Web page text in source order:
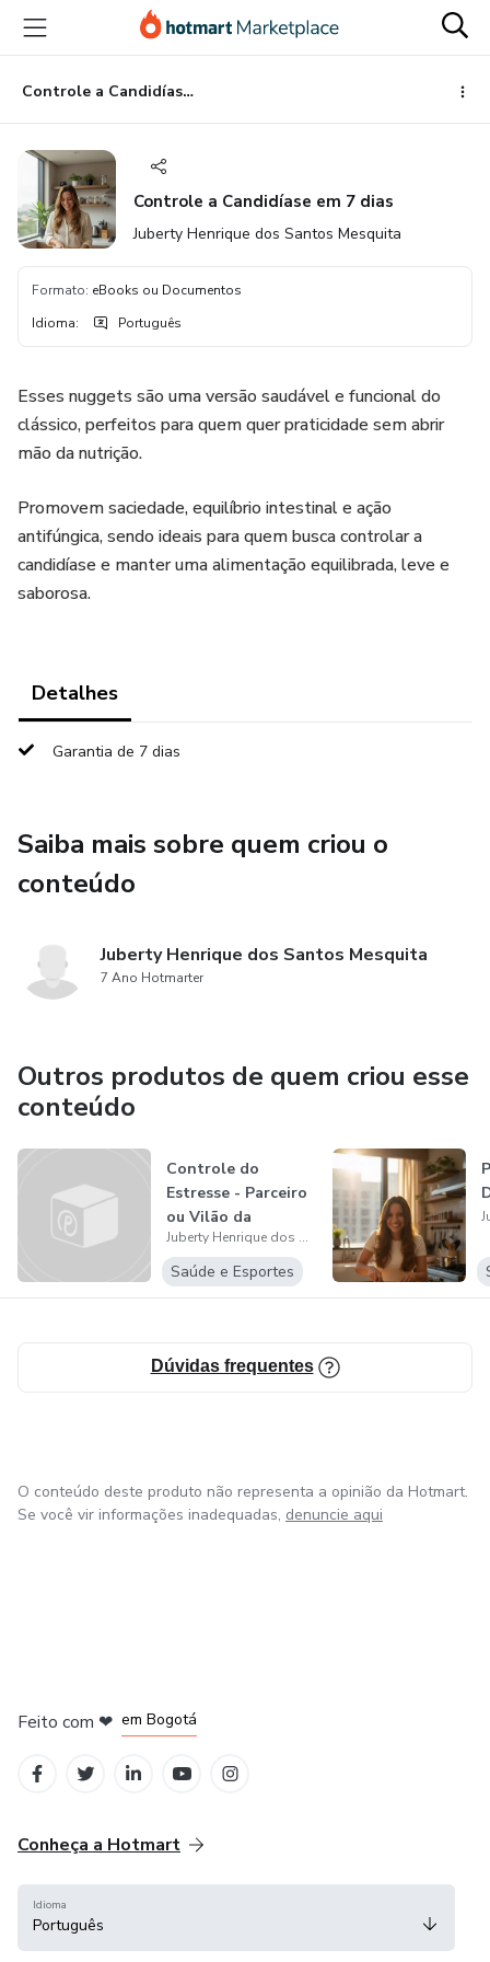
para
conteúdo
principal
para
pagamento
para
rodapé
Controle a Candidíase em 7 dias
Controle a Candidíase em 7 dias
Juberty Henrique dos Santos Mesquita
Formato: eBooks ou Documentos
Idioma: Português
Esses nuggets são uma versão saudável e funcional do
clássico, perfeitos para quem quer praticidade sem abrir
mão da nutrição.
Promovem saciedade, equilíbrio intestinal e ação
antifúngica, sendo ideais para quem busca controlar a
candidíase e manter uma alimentação equilibrada, leve e
saborosa.
Detalhes
Garantia de 7 dias
Saiba mais sobre quem criou o
conteúdo
Juberty Henrique dos Santos Mesquita
7 Ano Hotmarter
Outros produtos de quem criou esse
conteúdo
Controle do
Estresse - Parceiro
ou Vilão da
Candidíase?
Juberty Henrique dos Santos Mesquita
Saúde e Esportes
Dúvidas frequentes
O conteúdo deste produto não representa a opinião da Hotmart.
Se você vir informações inadequadas, denuncie aqui
Feito com ❤ em Bogotá
Conheça a Hotmart
Idioma
Português